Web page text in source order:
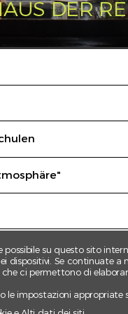
DER
possibile su questo sito
dispositivi. Se continuate
ci permettono di
le impostazioni appropriate